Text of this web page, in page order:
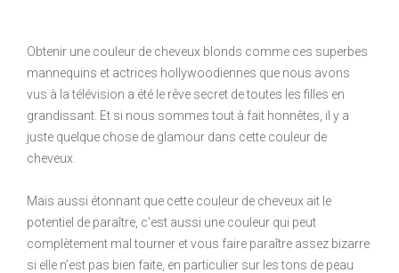
Obtenir une couleur de cheveux blonds comme ces superbes
mannequins et actrices hollywoodiennes que nous avons
vus à la télévision a été le rêve secret de toutes les filles en
grandissant. Et si nous sommes tout à fait honnêtes, il y a
juste quelque chose de glamour dans cette couleur de
cheveux.
Mais aussi étonnant que cette couleur de cheveux ait le
potentiel de paraître, c’est aussi une couleur qui peut
complètement mal tourner et vous faire paraître assez bizarre
si elle n’est pas bien faite, en particulier sur les tons de peau